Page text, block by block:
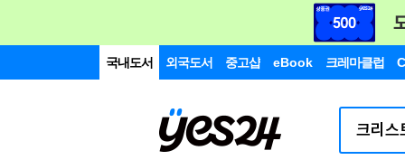
국내도서 외국도서 중고샵 eBook 크레마클럽